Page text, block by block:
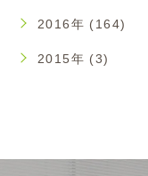
2016年 (164)
2015年 (3)